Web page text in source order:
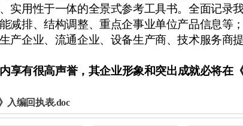
实用性于一体的全景式参考工具书。全面记录
减排、结构调整、重点企事业单位产品信息等
产企业、流通企业、设备生产商、技术服务商
享有很高声誉，其企业形象和突出成就必将在
入编回执表.doc